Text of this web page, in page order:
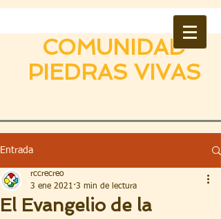
COMUNIDAD
PIEDRAS VIVAS
Entrada
El Evangelio de la
rccrecreo
3 ene 2021 3 min de lectura